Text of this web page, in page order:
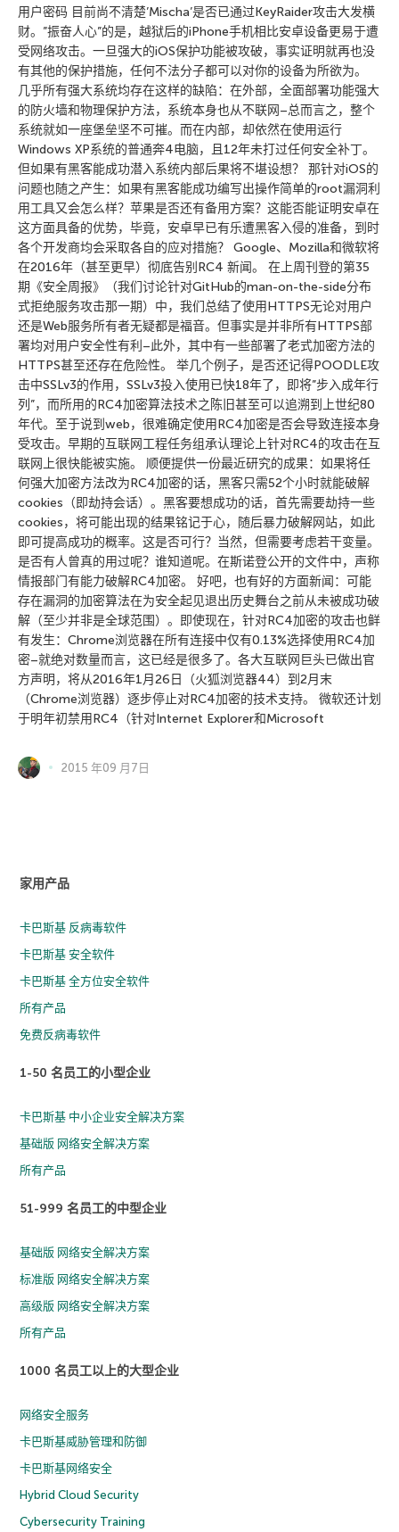
用户密码 目前尚不清楚’Mischa’是否已通过KeyRaider攻击大发横
财。”振奋人心”的是，越狱后的iPhone手机相比安卓设备更易于遭
受网络攻击。一旦强大的iOS保护功能被攻破，事实证明就再也没
有其他的保护措施，任何不法分子都可以对你的设备为所欲为。
几乎所有强大系统均存在这样的缺陷：在外部，全面部署功能强大
的防火墙和物理保护方法，系统本身也从不联网–总而言之，整个
系统就如一座堡垒坚不可摧。而在内部，却依然在使用运行
Windows XP系统的普通奔4电脑，且12年未打过任何安全补丁。
但如果有黑客能成功潜入系统内部后果将不堪设想？ 那针对iOS的
问题也随之产生：如果有黑客能成功编写出操作简单的root漏洞利
用工具又会怎么样？苹果是否还有备用方案？这能否能证明安卓在
这方面具备的优势，毕竟，安卓早已有乐遭黑客入侵的准备，到时
各个开发商均会采取各自的应对措施？ Google、Mozilla和微软将
在2016年（甚至更早）彻底告别RC4 新闻。 在上周刊登的第35
期《安全周报》（我们讨论针对GitHub的man-on-the-side分布
式拒绝服务攻击那一期）中，我们总结了使用HTTPS无论对用户
还是Web服务所有者无疑都是福音。但事实是并非所有HTTPS部
署均对用户安全性有利–此外，其中有一些部署了老式加密方法的
HTTPS甚至还存在危险性。 举几个例子，是否还记得POODLE攻
击中SSLv3的作用，SSLv3投入使用已快18年了，即将”步入成年行
列”，而所用的RC4加密算法技术之陈旧甚至可以追溯到上世纪80
年代。至于说到web，很难确定使用RC4加密是否会导致连接本身
受攻击。早期的互联网工程任务组承认理论上针对RC4的攻击在互
联网上很快能被实施。 顺便提供一份最近研究的成果：如果将任
何强大加密方法改为RC4加密的话，黑客只需52个小时就能破解
cookies（即劫持会话）。黑客要想成功的话，首先需要劫持一些
cookies，将可能出现的结果铭记于心，随后暴力破解网站，如此
即可提高成功的概率。这是否可行？当然，但需要考虑若干变量。
是否有人曾真的用过呢？谁知道呢。在斯诺登公开的文件中，声称
情报部门有能力破解RC4加密。 好吧，也有好的方面新闻：可能
存在漏洞的加密算法在为安全起见退出历史舞台之前从未被成功破
解（至少并非是全球范围）。即使现在，针对RC4加密的攻击也鲜
有发生：Chrome浏览器在所有连接中仅有0.13%选择使用RC4加
密–就绝对数量而言，这已经是很多了。各大互联网巨头已做出官
方声明，将从2016年1月26日（火狐浏览器44）到2月末
（Chrome浏览器）逐步停止对RC4加密的技术支持。 微软还计划
于明年初禁用RC4（针对Internet Explorer和Microsoft
2015 年09 月7日
家用产品
卡巴斯基 反病毒软件
卡巴斯基 安全软件
卡巴斯基 全方位安全软件
所有产品
免费反病毒软件
1-50 名员工的小型企业
卡巴斯基 中小企业安全解决方案
基础版 网络安全解决方案
所有产品
51-999 名员工的中型企业
基础版 网络安全解决方案
标准版 网络安全解决方案
高级版 网络安全解决方案
所有产品
1000 名员工以上的大型企业
网络安全服务
卡巴斯基威胁管理和防御
卡巴斯基网络安全
Hybrid Cloud Security
Cybersecurity Training